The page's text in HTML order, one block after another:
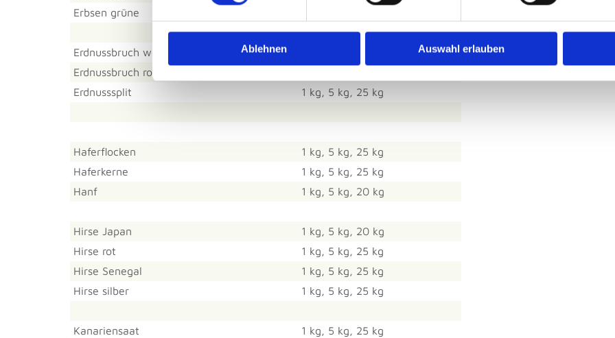
Ablehnen Auswahl erlauben
Erbsen grüne
Erdnussbruch weiß
Erdnussbruch rot / weiß
Erdnusssplit
1 kg, 5 kg, 25 kg
Haferflocken
1 kg, 5 kg, 25 kg
Haferkerne
1 kg, 5 kg, 25 kg
Hanf
1 kg, 5 kg, 20 kg
Hirse Japan
1 kg, 5 kg, 20 kg
Hirse rot
1 kg, 5 kg, 25 kg
Hirse Senegal
1 kg, 5 kg, 25 kg
Hirse silber
1 kg, 5 kg, 25 kg
Kanariensaat
1 kg, 5 kg, 25 kg